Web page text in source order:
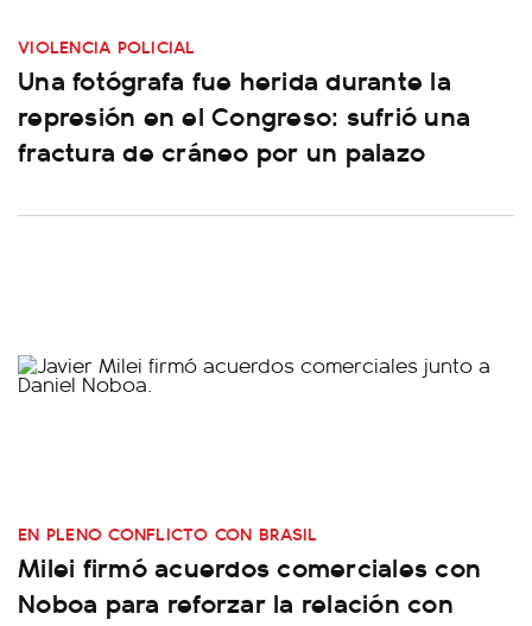
VIOLENCIA POLICIAL
Una fotógrafa fue herida durante la
represión en el Congreso: sufrió una
fractura de cráneo por un palazo
EN PLENO CONFLICTO CON BRASIL
Milei firmó acuerdos comerciales con
Noboa para reforzar la relación con